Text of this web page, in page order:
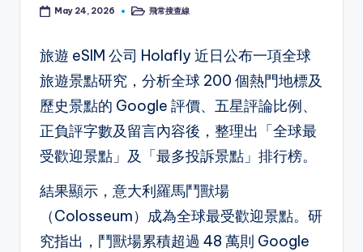
May 24, 2026
Posted飛常搜查線
旅遊 eSIM 公司 Holafly 近日公布一項全球
旅遊景點研究，分析全球 200 個熱門地標及
歷史景點的 Google 評價、五星評論比例、
正負評字數及留言內容後，整理出「全球最
受歡迎景點」及「最多投訴景點」排行榜。
結果顯示，意大利羅馬鬥獸場
（Colosseum）成為全球最受歡迎景點。研
究指出，鬥獸場累積超過 48 萬則 Google